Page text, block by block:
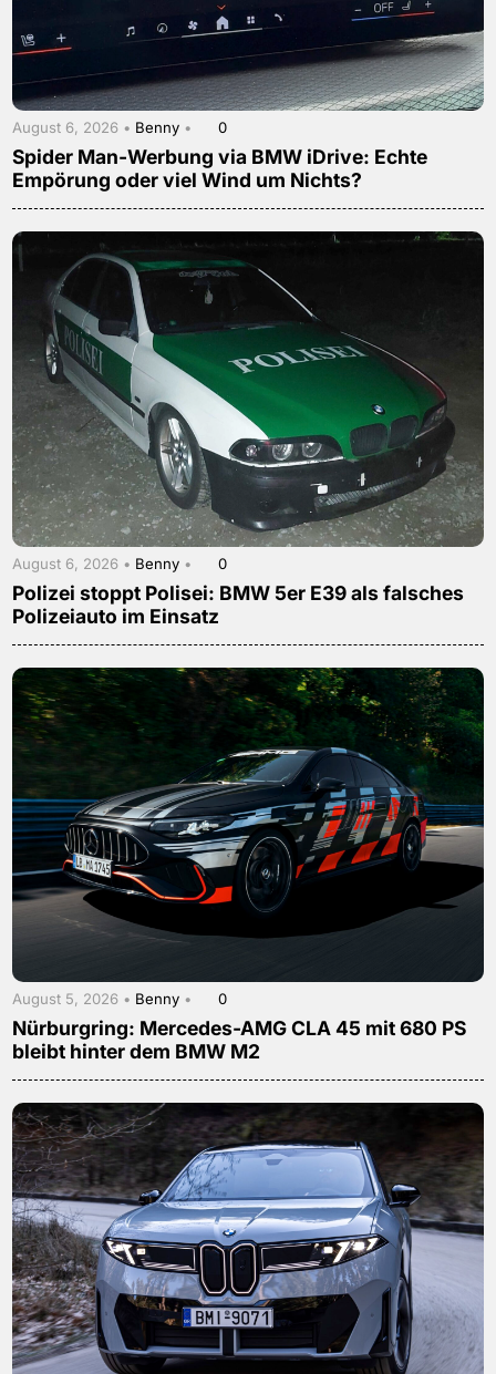
August 6, 2026 • Benny • 0
Spider Man-Werbung via BMW iDrive: Echte
Empörung oder viel Wind um Nichts?
August 6, 2026 • Benny • 0
Polizei stoppt Polisei: BMW 5er E39 als falsches
Polizeiauto im Einsatz
August 5, 2026 • Benny • 0
Nürburgring: Mercedes-AMG CLA 45 mit 680 PS
bleibt hinter dem BMW M2